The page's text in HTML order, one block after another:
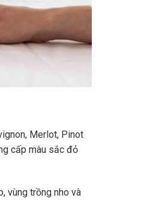
Merlot, Pinot
cấp màu sắc đỏ
vùng trồng nho và